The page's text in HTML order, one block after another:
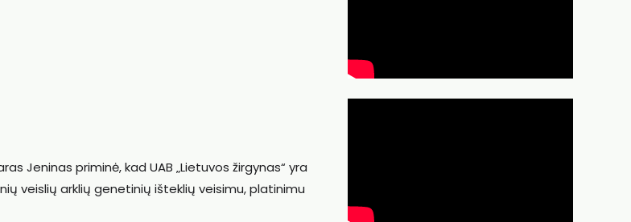
Jeninas priminė, kad UAB „Lietuvos žirgynas“ yra
veislių arklių genetinių išteklių veisimu, platinimu